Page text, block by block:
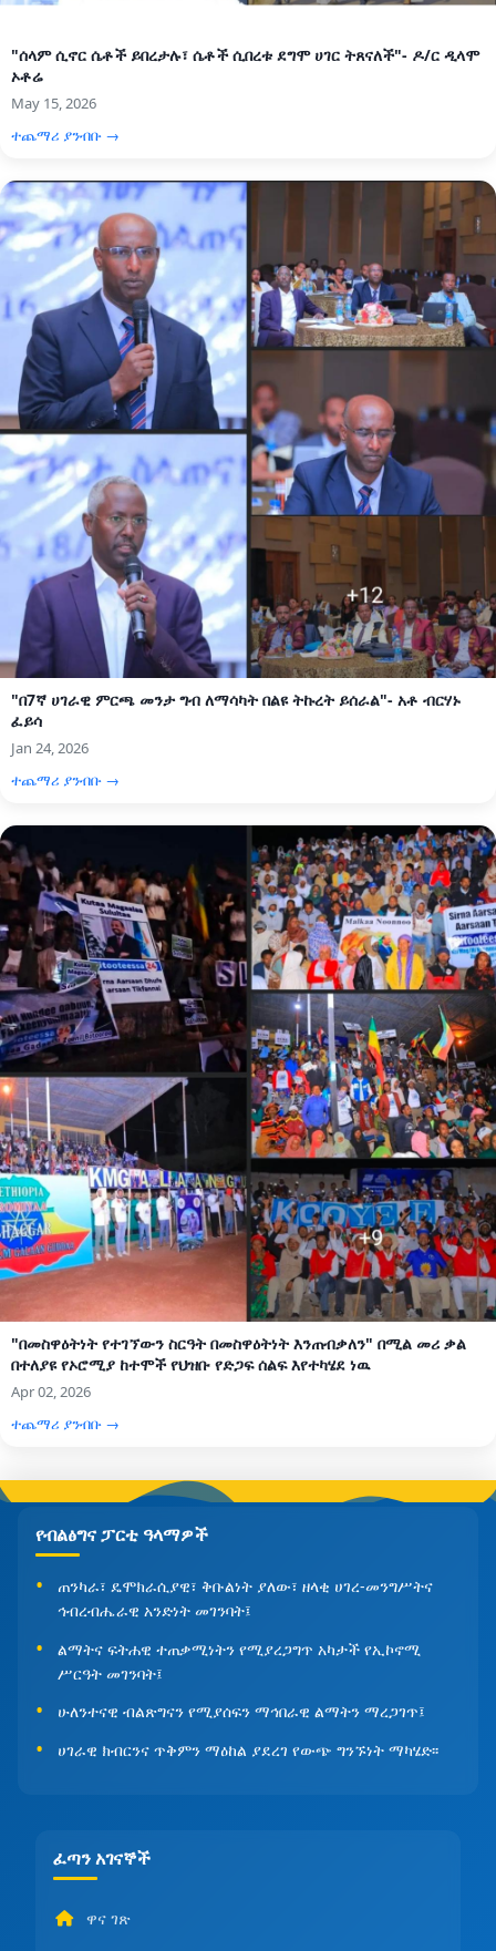
"ሰላም ሲኖር ሴቶች ይበረታሉ፣ ሴቶች ሲበረቱ ደግሞ ሀገር ትጸናለች"- ዶ/ር ዲላሞ
ኦቶሬ
May 15, 2026
ተጨማሪ ያንብቡ →
"በ7ኛ ሀገራዊ ምርጫ መንታ ግብ ለማሳካት በልዩ ትኩረት ይሰራል"- አቶ ብርሃኑ
ፈይሳ
Jan 24, 2026
ተጨማሪ ያንብቡ →
"በመስዋዕትነት የተገኘውን ስርዓት በመስዋዕትነት እንጠብቃለን" በሚል መሪ ቃል
በተለያዩ የኦሮሚያ ከተሞች የህዝቡ የድጋፍ ሰልፍ እየተካሄደ ነዉ
Apr 02, 2026
ተጨማሪ ያንብቡ →
የብልፅግና ፓርቲ ዓላማዎች
ጠንካራ፣ ዴሞክራሲያዊ፣ ቅቡልነት ያለው፣ ዘላቂ ሀገረ-መንግሥትና
ኅብረብሔራዊ አንድነት መገንባት፤
ልማትና ፍትሐዊ ተጠቃሚነትን የሚያረጋግጥ አካታች የኢኮኖሚ
ሥርዓት መገንባት፤
ሁለንተናዊ ብልጽግናን የሚያሰፍን ማኅበራዊ ልማትን ማረጋገጥ፤
ሀገራዊ ክብርንና ጥቅምን ማዕከል ያደረገ የውጭ ግንኙነት ማካሄድ፡፡
ፈጣን አገናኞች
ዋና ገጽ